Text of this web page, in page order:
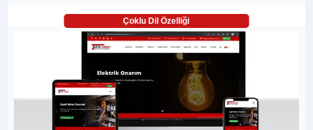
Çoklu Dil Özelliği